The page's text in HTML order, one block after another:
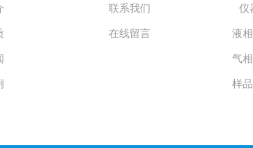
联系我们
在线留言
仪